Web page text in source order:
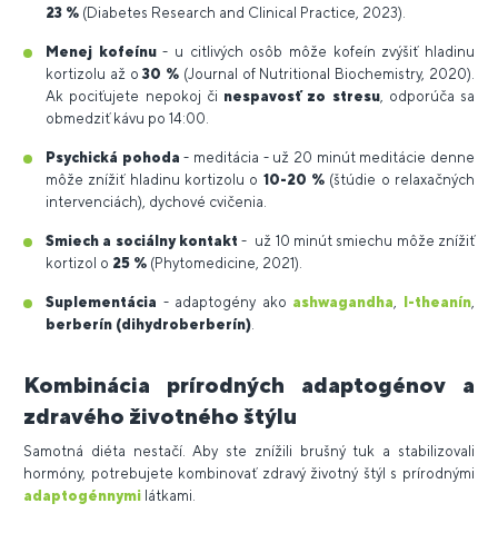
23 % (Diabetes Research and Clinical Practice, 2023).
Menej kofeínu- u citlivých osôb môže kofeín zvýšiť hladinu
kortizolu až o30 % (Journal of Nutritional Biochemistry, 2020).
Ak pociťujete nepokoj či nespavosť zo stresu, odporúča sa
obmedziť kávu po 14:00.
Psychická pohoda - meditácia - už 20 minút meditácie denne
môže znížiť hladinu kortizolu o 10-20 % (štúdie o relaxačných
intervenciách), dychové cvičenia.
Smiech a sociálny kontakt - už 10 minút smiechu môže znížiť
kortizol o 25 % (Phytomedicine, 2021).
Suplementácia - adaptogény ako ashwagandha, l-theanín,
berberín (dihydroberberín).
Kombinácia prírodných adaptogénov a
zdravého životného štýlu
Samotná diéta nestačí. Aby ste znížili brušný tuk a stabilizovali
hormóny, potrebujete kombinovať zdravý životný štýl s prírodnými
adaptogénnymi látkami.